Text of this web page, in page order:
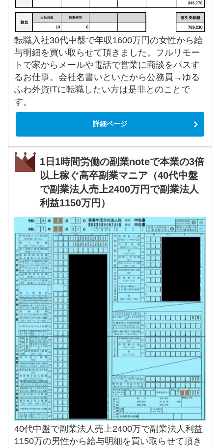
転職入社30代中盤で年収1600万円の女性から給
与明細を買い取らせて頂きました。フルリモー
トで家からメールや電話で営業に商談をパスす
るお仕事。会社名書いといたから公務員→ゆる
ふわ外資ITに転職したい方は是非とのことで
す。
詳細ページ
1日1時間労働の副業noteで本業の3倍
以上稼ぐ高卒副業マニア（40代中盤
で副業法人売上2400万円で副業法人
利益1150万円）
40代中盤で副業法人売上2400万で副業法人利益
1150万の男性から給与明細を買い取らせて頂き